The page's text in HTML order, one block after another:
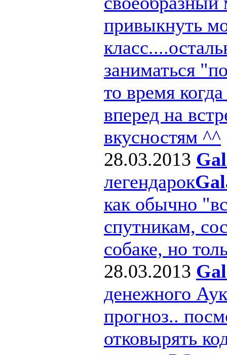
привыкнуть
заниматься
то время
вперед на
вкусностям ^^
28.03.2013
легендарок
как обычно
спутникам,
собаке, но
28.03.2013
денежного
прогноз..
отковырять